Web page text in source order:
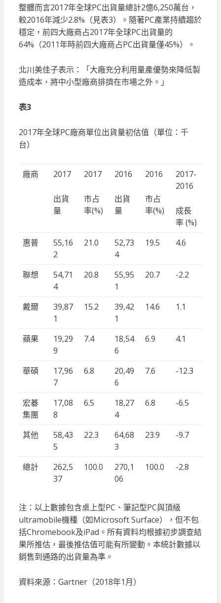
整體而言2017年全球PC出貨量總計2億6,250萬台，
較2016年減少2.8%（見表3）。隨著PC產業持續趨於
穩定，前四大廠商占2017年全球PC出貨量的
64%（2011年時前四大廠商占PC出貨量僅45%）。
北川美佳子表示：「大廠充分利用量產優勢來降低製
造成本，將中小型廠商排擠在市場之外。」
表3
2017年全球PC廠商單位出貨量初估值（單位：千
台）
廠商 2017
出貨
量
2017
市占
率(%)
2016
出貨
量
2016
市占
率(%)
2017-
2016
成長
率 (%)
惠普
55,16
2
21.0
52,73
4
19.5 4.6
聯想
54,71
4
20.8
55,95
1
20.7 -2.2
戴爾
39,87
1
15.2
39,42
1
14.6 1.1
蘋果
19,29
9
7.4
18,54
6
6.9 4.1
華碩
17,96
7
6.8
20,49
6
7.6 -12.3
宏碁
集團
17,08
8
6.5
18,27
4
6.8 -6.5
其他
58,43
5
22.3
64,68
3
23.9 -9.7
總計
262,5
37
100.0
270,1
06
100.0 -2.8
注：以上數據包含桌上型PC、筆記型PC與頂級
ultramobile機種（如Microsoft Surface），但不包
括Chromebook及iPad。所有資料均根據初步調查結
果所推估，最後推估值可能有所變動。本統計數據以
銷售到通路的出貨量為準。
資料來源：Gartner（2018年1月）